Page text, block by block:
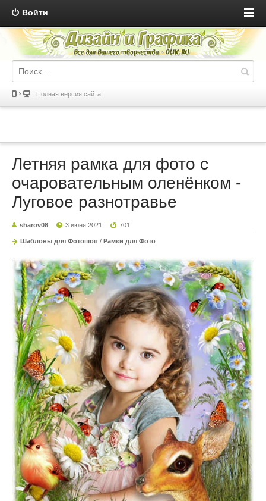
Войти
Полная версия сайта
Летняя рамка для фото с
очаровательным оленёнком -
Луговое разнотравье
sharov08 3 июня 2021 701
Шаблоны для Фотошоп / Рамки для Фото